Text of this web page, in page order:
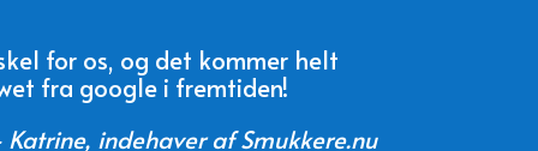
for os, og det kommer helt
fra google i fremtiden!
Katrine, indehaver af Smukkere.nu